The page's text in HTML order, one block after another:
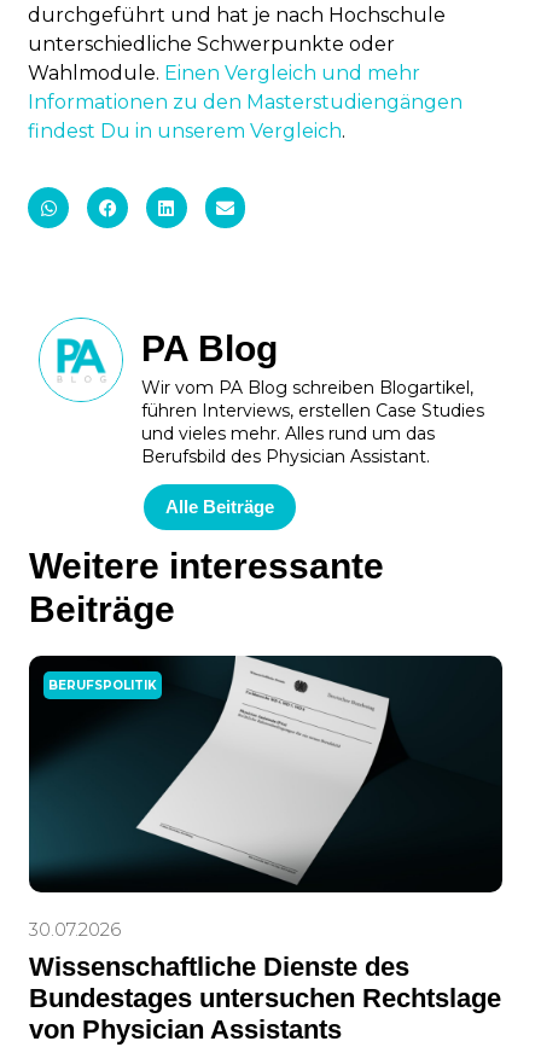
durchgeführt und hat je nach Hochschule
unterschiedliche Schwerpunkte oder
Wahlmodule. Einen Vergleich und mehr
Informationen zu den Masterstudiengängen
findest Du in unserem Vergleich.
PA Blog
Wir vom PA Blog schreiben Blogartikel,
führen Interviews, erstellen Case Studies
und vieles mehr. Alles rund um das
Berufsbild des Physician Assistant.
Alle Beiträge
Weitere interessante
Beiträge
BERUFSPOLITIK
30.07.2026
Wissenschaftliche Dienste des
Bundestages untersuchen Rechtslage
von Physician Assistants